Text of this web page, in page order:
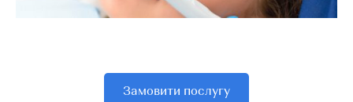
Замовити послугу